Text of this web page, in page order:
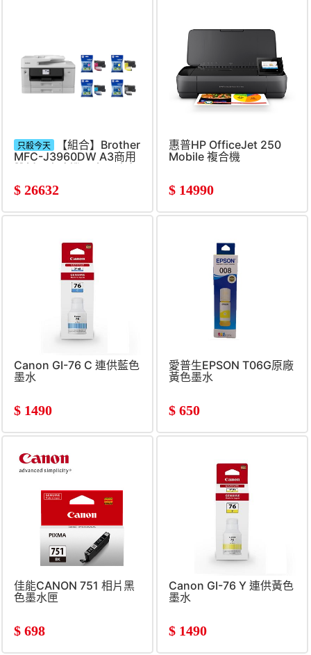
只殺今天
【組合】Brother
MFC-J3960DW A3商用
雙紙匣事務機+3組四色標
$ 26632
惠普HP OfficeJet 250
Mobile 複合機
$ 14990
Canon GI-76 C 連供藍色
墨水
$ 1490
愛普生EPSON T06G原廠
黃色墨水
$ 650
佳能CANON 751 相片黑
色墨水匣
$ 698
Canon GI-76 Y 連供黃色
墨水
$ 1490